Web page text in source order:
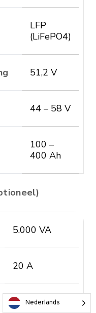
LFP
(LiFePO4)
51,2 V
44 – 58 V
100 –
400 Ah
5.000 VA
20 A
6.900 VA
Nederlands